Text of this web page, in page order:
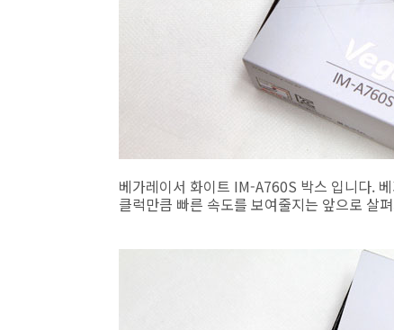
베가레이서 화이트 IM-A760S 박스 입니다.
클럭만큼 빠른 속도를 보여줄지는 앞으로 살